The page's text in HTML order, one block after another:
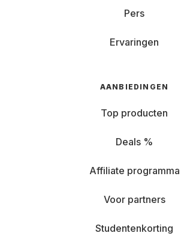
Pers
Ervaringen
AANBIEDINGEN
Top producten
Deals %
Affiliate programma
Voor partners
Studentenkorting